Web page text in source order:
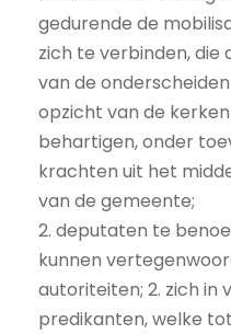
gedurende de
zich te verbinden, die
van de
opzicht van de
behartigen, onder
krachten uit het
van de gemeente;
2. deputaten te
kunnen
autoriteiten; 2. zich in
predikanten, welke